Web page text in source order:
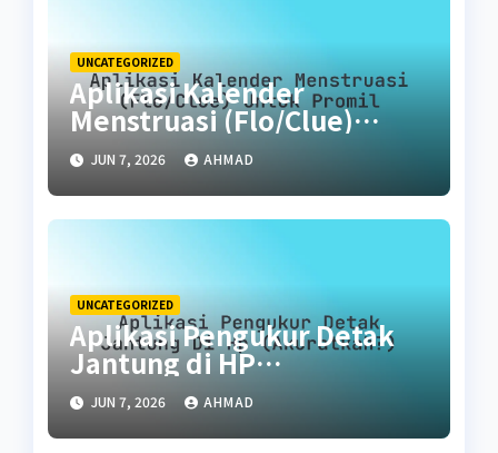
UNCATEGORIZED
Aplikasi Kalender
Menstruasi (Flo/Clue)
untuk Promil
JUN 7, 2026 AHMAD
UNCATEGORIZED
Aplikasi Pengukur Detak
Jantung di HP
(Akuratkah?)
JUN 7, 2026 AHMAD